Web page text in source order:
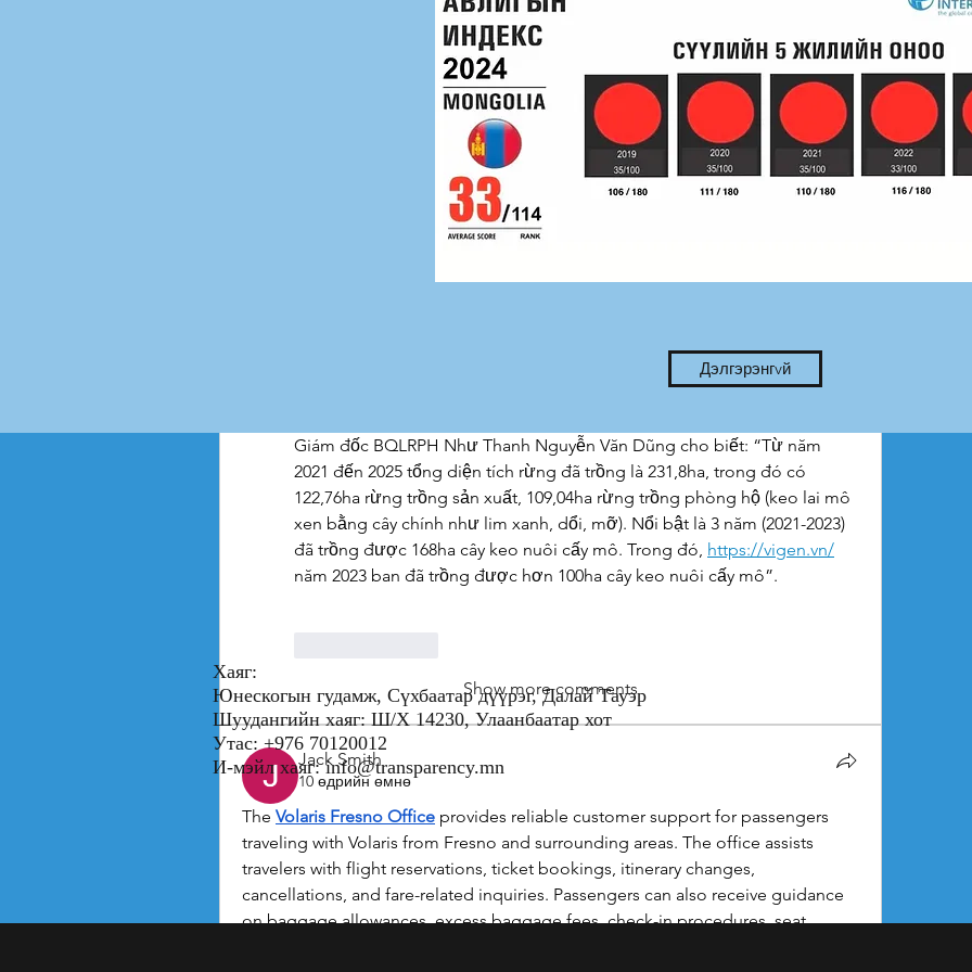
quả trồng mới rừng, các trạm quản lý, bảo vệ rừng tại các xã thường
xuyên bám địa bàn hướng dẫn kỹ thuật, tổ chức cho các hộ trồng mới
rừng sản xuất theo hướng thâm canh như keo nuôi cấy mô, keo hom...
Phối hợp với các xã, thị trấn tổ chức họp thôn, bản, vận động các hộ dân
thiết kế kỹ thuật các công trình lâm sinh; chuẩn bị tốt hiện trường; đầu tư
vốn trồng mới rừng. Cùng với chỉ đạo, đôn đốc công tác sản xuất, chăm
sóc cây giống, các đơn vị chức năng đã kiểm tra cây giống xuất vườn và
cấp giấy chứng nhận lô giống đủ tiêu chuẩn, có nguồn gốc, xuất xứ rõ
ràng, đạt tiêu chuẩn về chiều cao, đường kính... Mới được xuất vườn
https://vigen.vn/cuc-mam-xoi-tim-long-thoi-cay-mo/
khoán trồng 6,4ha bằng cây keo lai mô. Ngoài được hỗ trợ cây giống,
phân bón, tôi còn được hướng dẫn kỹ thuật trồng và chăm sóc cây. Đến
Giám đốc BQLRPH Như Thanh Nguyễn Văn Dũng cho biết: “Từ năm
2021 đến 2025 tổng diện tích rừng đã trồng là 231,8ha, trong đó có
122,76ha rừng trồng sản xuất, 109,04ha rừng trồng phòng hộ (keo lai mô
xen bằng cây chính như lim xanh, dổi, mỡ). Nổi bật là 3 năm (2021-2023)
đã trồng được 168ha cây keo nuôi cấy mô. Trong đó, https://vigen.vn/
năm 2023 ban đã trồng được hơn 100ha cây keo nuôi cấy mô”.
Show more comments
Jack Smith
10 өдрийн өмнө
The Volaris Fresno Office provides reliable customer support for passengers
traveling with Volaris from Fresno and surrounding areas. The office assists
travelers with flight reservations, ticket bookings, itinerary changes,
cancellations, and fare-related inquiries. Passengers can also receive guidance
on baggage allowances, excess baggage fees, check-in procedures, seat
Дэлгэрэнгvй
Хаяг:
Юнескогын гудамж, Сүхбаатар дүүрэг, Далай Тауэр
Шуудангийн хаяг: Ш/Х 14230, Улаанбаатар хот
Утас: +976 70120012
И-мэйл хаяг:info@transparency.mn